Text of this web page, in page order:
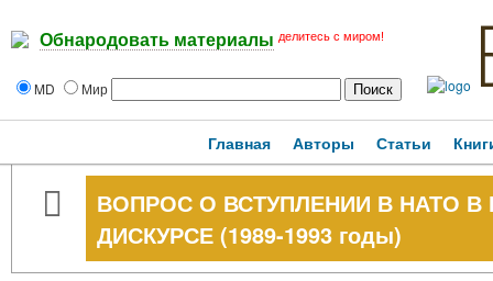
Обнародовать материалы делитесь с миром!
MD Мир
Главная Авторы Статьи
ВОПРОС О ВСТУПЛЕНИИ В НАТО
ДИСКУРСЕ (1989-1993 годы)